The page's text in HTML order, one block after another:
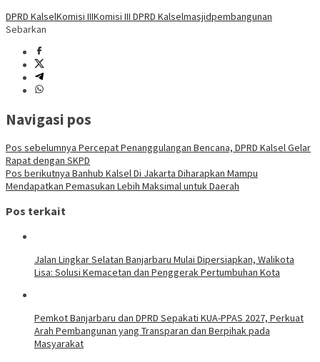
DPRD KalselKomisi IIIKomisi III DPRD Kalselmasjidpembangunan
Sebarkan
Navigasi pos
Pos sebelumnya Percepat Penanggulangan Bencana, DPRD Kalsel Gelar
Rapat dengan SKPD
Pos berikutnya Banhub Kalsel Di Jakarta Diharapkan Mampu
Mendapatkan Pemasukan Lebih Maksimal untuk Daerah
Pos terkait
Jalan Lingkar Selatan Banjarbaru Mulai Dipersiapkan, Walikota
Lisa: Solusi Kemacetan dan Penggerak Pertumbuhan Kota
Pemkot Banjarbaru dan DPRD Sepakati KUA-PPAS 2027, Perkuat
Arah Pembangunan yang Transparan dan Berpihak pada
Masyarakat